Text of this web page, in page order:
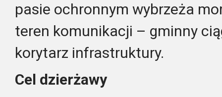
pasie ochronnym wybrzeża
teren komunikacji – gminny
korytarz infrastruktury.
Cel dzierżawy